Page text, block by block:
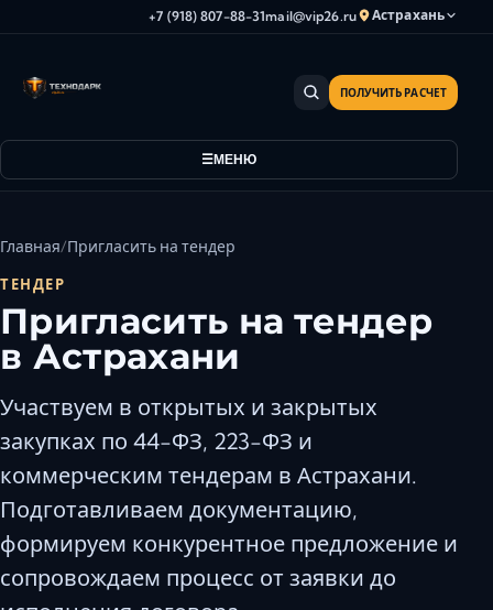
+7 (918) 807-88-31mail@vip26.ru Астрахань
Анапа
Геленджик
Евпатория
Каспийск
Кисловодск
Краснодар
МЕНЮ
ПОЛУЧИТЬ РАСЧЕТ
Главная Пригласить на тендер
ТЕНДЕР
Пригласить на тендер
в Астрахани
Участвуем в открытых и закрытых
закупках по 44-ФЗ, 223-ФЗ и
коммерческим тендерам в Астрахани.
Подготавливаем документацию,
формируем конкурентное предложение и
сопровождаем процесс от заявки до